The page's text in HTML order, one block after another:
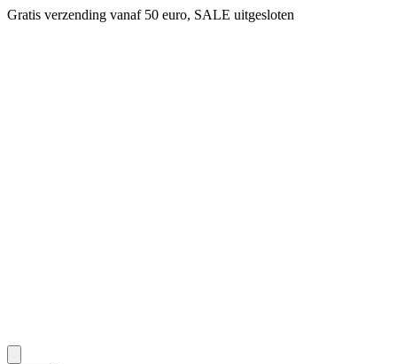
Gratis verzending vanaf 50 euro, SALE uitgesloten